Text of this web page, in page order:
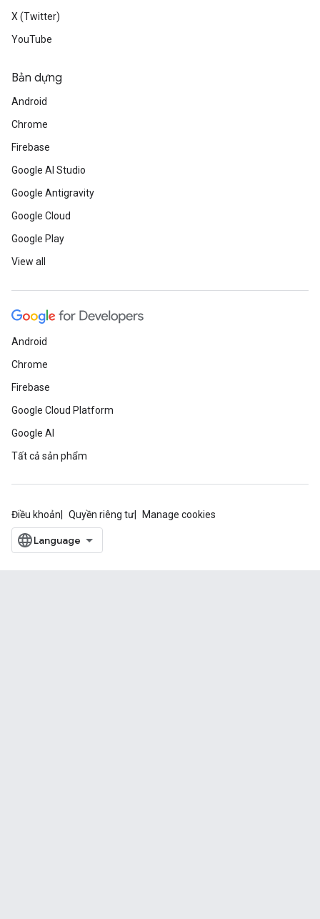
X (Twitter)
YouTube
Bản dựng
Android
Chrome
Firebase
Google AI Studio
Google Antigravity
Google Cloud
Google Play
View all
Android
Chrome
Firebase
Google Cloud Platform
Google AI
Tất cả sản phẩm
Điều khoản Quyền riêng tư Manage cookies